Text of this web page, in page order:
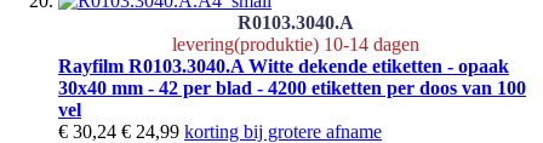
R0103.3040.A
levering(produktie) 10-14 dagen
Rayfilm R0103.3040.A Witte dekende etiketten - opaak
30x40 mm - 42 per blad - 4200 etiketten per doos van 100
vel
€ 30,24 € 24,99 korting bij grotere afname